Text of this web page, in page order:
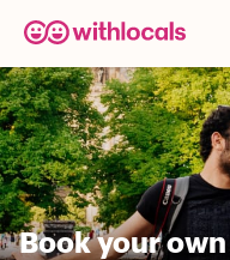
Book your